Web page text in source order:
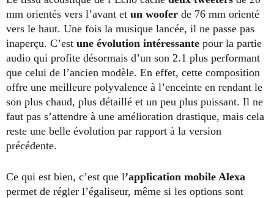
mm orientés vers l’avant et un woofer de 76 mm orienté
vers le haut. Une fois la musique lancée, il ne passe pas
inaperçu. C’est une évolution intéressante pour la partie
audio qui profite désormais d’un son 2.1 plus performant
que celui de l’ancien modèle. En effet, cette composition
offre une meilleure polyvalence à l’enceinte en rendant le
son plus chaud, plus détaillé et un peu plus puissant. Il ne
faut pas s’attendre à une amélioration drastique, mais cela
reste une belle évolution par rapport à la version
précédente.
Ce qui est bien, c’est que l’application mobile Alexa
permet de régler l’égaliseur, même si les options sont